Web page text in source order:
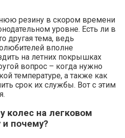
резину в скором времени
уровне. Есть ли в
другая тема, ведь
вполне
на летних покрышках
вопрос – когда нужно
температуре, а также как
срок их службы. Вот с этим
колес на легковом
и почему?